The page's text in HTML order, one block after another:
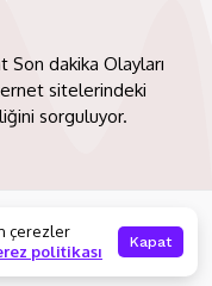
dakika Olayları
sitelerindeki
sorguluyor.
Kaldırma
çerezler
politikası Kapat